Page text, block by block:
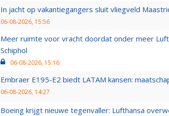
In jacht op vakantiegangers sluit vliegveld
06-08-2026, 15:56
Meer ruimte voor vracht doordat onder meer
Schiphol
06-08-2026, 15:16
Embraer E195-E2 biedt LATAM kansen:
06-08-2026, 14:27
Boeing krijgt nieuwe tegenvaller: Lufthansa